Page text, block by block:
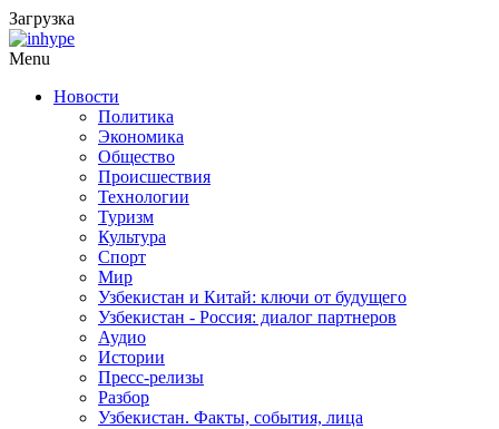
Загрузка
Menu
Новости
Политика
Экономика
Общество
Происшествия
Технологии
Туризм
Культура
Спорт
Мир
Узбекистан и Китай: ключи от будущего
Узбекистан - Россия: диалог партнеров
Аудио
Истории
Пресс-релизы
Разбор
Узбекистан. Факты, события, лица